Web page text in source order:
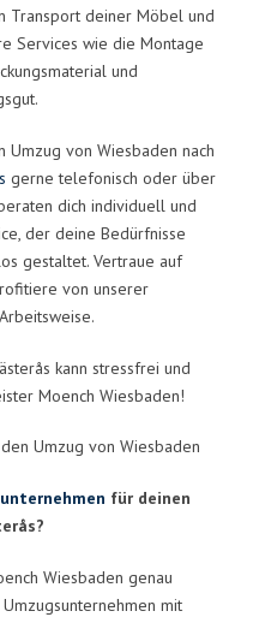
Transport deiner Möbel und
Services wie die Montage
und
von Wiesbaden nach
gerne telefonisch oder über
dich individuell und
der deine Bedürfnisse
gestaltet. Vertraue auf
von unserer
kann stressfrei und
Moench Wiesbaden!
Umzug von Wiesbaden
für deinen
Wiesbaden genau
mit